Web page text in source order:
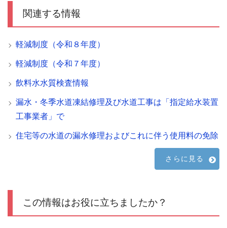
関連する情報
軽減制度（令和８年度）
軽減制度（令和７年度）
飲料水水質検査情報
漏水・冬季水道凍結修理及び水道工事は「指定給水装置
工事業者」で
住宅等の水道の漏水修理およびこれに伴う使用料の免除
さらに見る
この情報はお役に立ちましたか？